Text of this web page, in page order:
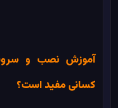
آموزش نصب و
کسانی مفید است؟